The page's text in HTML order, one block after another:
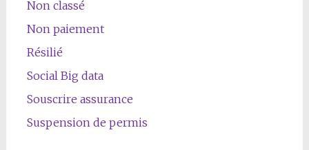
Non classé
Non paiement
Résilié
Social Big data
Souscrire assurance
Suspension de permis